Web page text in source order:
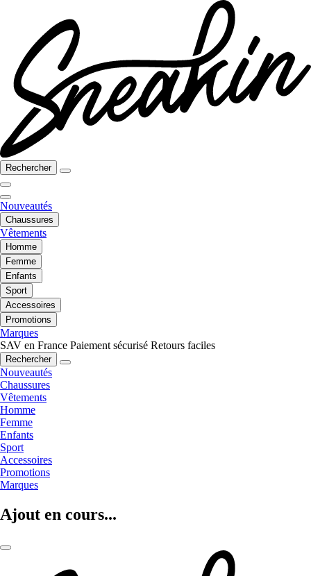
Rechercher
Nouveautés
Chaussures
Vêtements
Homme
Femme
Enfants
Sport
Accessoires
Promotions
Marques
SAV en France Paiement sécurisé Retours faciles
Rechercher
Nouveautés
Chaussures
Vêtements
Homme
Femme
Enfants
Sport
Accessoires
Promotions
Marques
Ajout en cours...